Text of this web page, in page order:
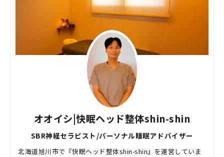
オオイシ|快眠ヘッド整体shin-shin
SBR神経セラピスト/パーソナル睡眠アドバイザー
北海道旭川市で『快眠ヘッド整体shin-shin』を運営していま